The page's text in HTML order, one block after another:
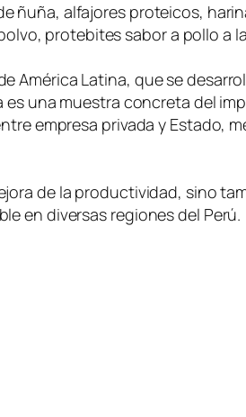
ñuña, alfajores proteicos,
protebites sabor a pollo a
América Latina, que se
una muestra concreta del
empresa privada y Estado,
de la productividad, sino
en diversas regiones del Perú.